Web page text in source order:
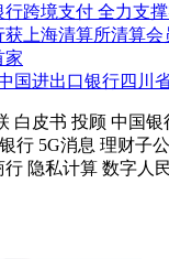
行跨境支付 全力支
获上海清算所清算
家
国进出口银行四川
白皮书 投顾 中国银
行 5G消息 理财子
行 隐私计算 数字人